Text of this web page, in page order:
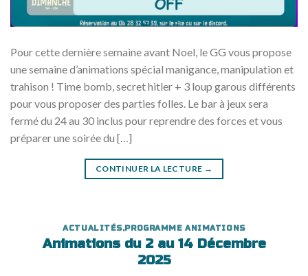
Pour cette dernière semaine avant Noel, le GG vous propose
une semaine d’animations spécial manigance, manipulation et
trahison ! Time bomb, secret hitler + 3 loup garous différents
pour vous proposer des parties folles. Le bar à jeux sera
fermé du 24 au 30 inclus pour reprendre des forces et vous
préparer une soirée du […]
CONTINUER LA LECTURE →
ACTUALITÉS,PROGRAMME ANIMATIONS
Animations du 2 au 14 Décembre
2025